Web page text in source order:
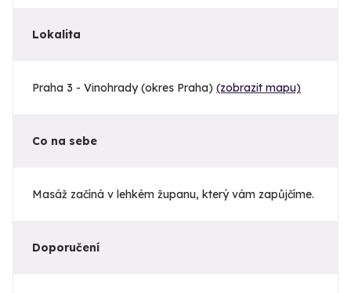
Lokalita
Praha 3 - Vinohrady (okres Praha) (zobrazit mapu)
Co na sebe
Masáž začíná v lehkém županu, který vám zapůjčíme.
Doporučení